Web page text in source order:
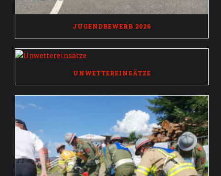
JUGENDBEWERB 2026
UNWETTEREINSÄTZE